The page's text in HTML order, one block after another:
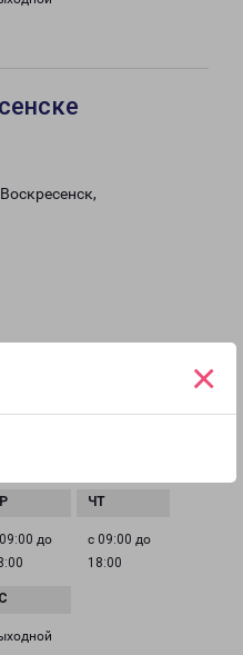
×
до
с 09:00 до
18:00